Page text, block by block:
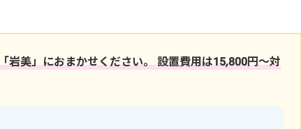
岩美」におまかせください。 設置費用は15,800円～対